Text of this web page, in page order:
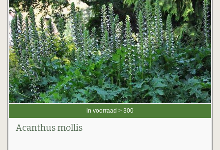
in voorraad > 300
Acanthus mollis